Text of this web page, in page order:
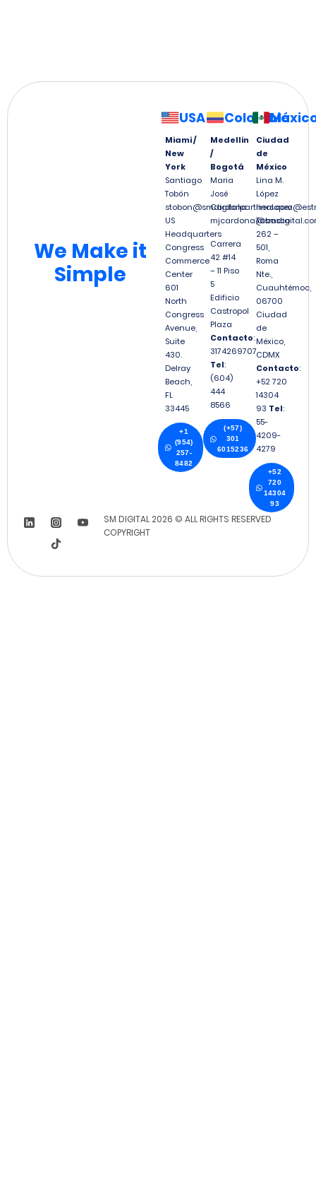
We Make it
Simple
USA
Miami /
New
York
Santiago
Tobón
stobon@smdigitalpartners.com
US
Headquarters
Congress
Commerce
Center
601
North
Congress
Avenue,
Suite
430.
Delray
Beach,
FL
33445
+1
(954)
257-
8482
Colombia
(+57)
301
6015236
Medellín
/
Bogotá
Maria
José
Cardona
Carrera
42 #14
– 11 Piso
5
Edificio
Castropol
Plaza
Contacto:
3174269707
Tel:
(604)
444
8566
+52
720
14304
93
Ciudad
de
México
Lina M.
López
Tabasco
262 –
501,
Roma
Nte.,
Cuauhtémoc,
06700
Ciudad
de
México,
CDMX
Contacto:
+52 720
14304
93 Tel:
55-
4209-
4279
SM DIGITAL 2026 © ALL RIGHTS RESERVED
COPYRIGHT